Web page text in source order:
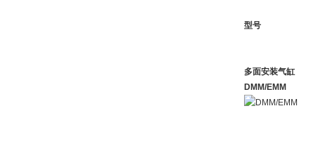
型号
多面安装气缸
DMM/EMM